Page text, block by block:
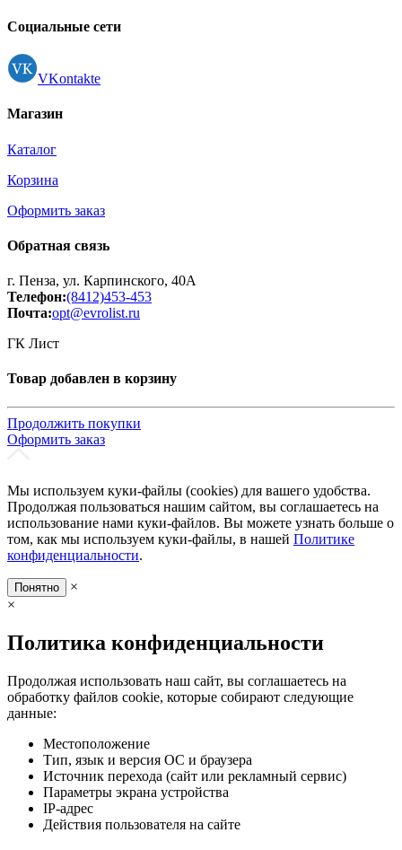
Социальные сети
VKontakte
Магазин
Каталог
Корзина
Оформить заказ
Обратная связь
г. Пенза, ул. Карпинского, 40А
Телефон:(8412)453-453
Почта:opt@evrolist.ru
ГК Лист
Товар добавлен в корзину
Продолжить покупки
Оформить заказ
Мы используем куки-файлы (cookies) для вашего удобства.
Продолжая пользоваться нашим сайтом, вы соглашаетесь на
использование нами куки-файлов. Вы можете узнать больше о
том, как мы используем куки-файлы, в нашей Политике
конфиденциальности.
Понятно
×
×
Политика конфиденциальности
Продолжая использовать наш сайт, вы соглашаетесь на
обработку файлов cookie, которые собирают следующие
данные:
Местоположение
Тип, язык и версия ОС и браузера
Источник перехода (сайт или рекламный сервис)
Параметры экрана устройства
IP-адрес
Действия пользователя на сайте